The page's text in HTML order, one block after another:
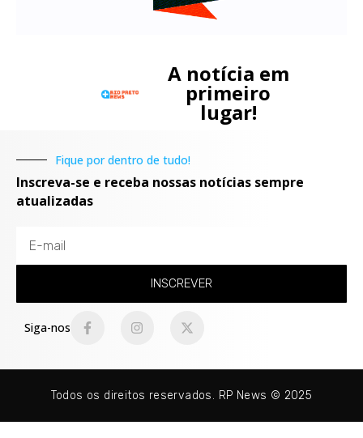
A notícia em
primeiro
lugar!
Fique por dentro de tudo!
Inscreva-se e receba nossas notícias sempre
atualizadas
INSCREVER
Siga-nos
Todos os direitos reservados. RP News © 2025